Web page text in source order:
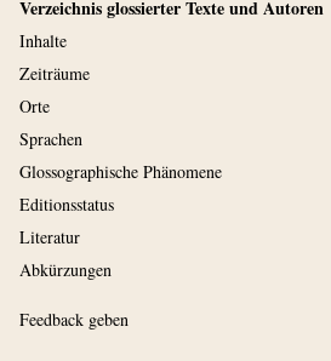
Verzeichnis glossierter Texte und Autoren
Inhalte
Zeiträume
Orte
Sprachen
Glossographische Phänomene
Editionsstatus
Literatur
Abkürzungen
Feedback geben